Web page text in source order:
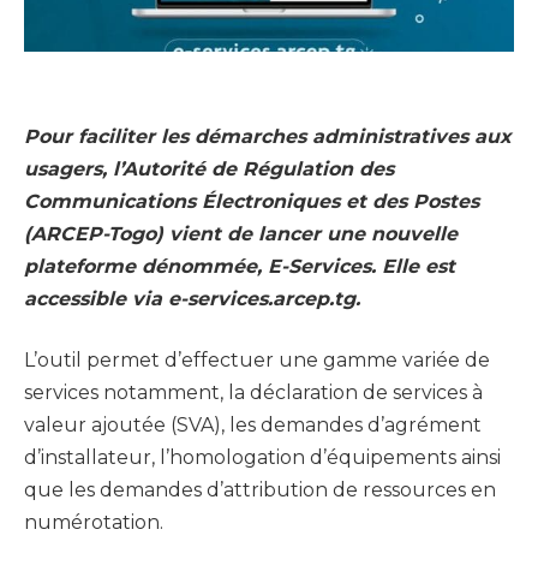
Pour faciliter les démarches administratives aux
usagers, l’Autorité de Régulation des
Communications Électroniques et des Postes
(ARCEP-Togo) vient de lancer une nouvelle
plateforme dénommée, E-Services. Elle est
accessible via e-services.arcep.tg.
L’outil permet d’effectuer une gamme variée de
services notamment, la déclaration de services à
valeur ajoutée (SVA), les demandes d’agrément
d’installateur, l’homologation d’équipements ainsi
que les demandes d’attribution de ressources en
numérotation.